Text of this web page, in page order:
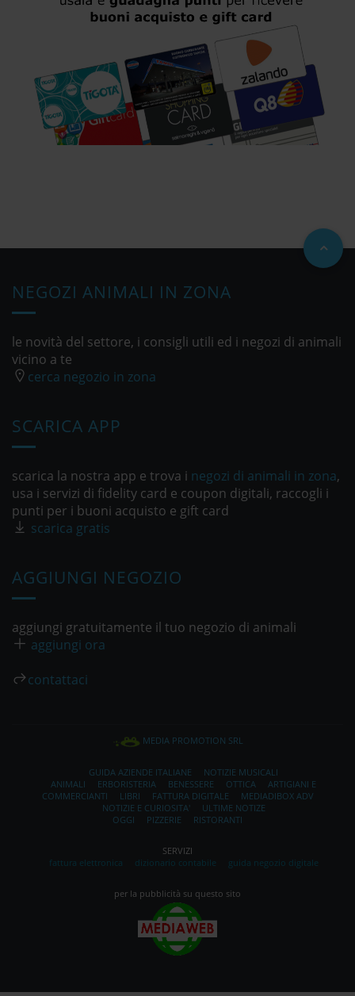
NEGOZI ANIMALI IN ZONA
le novità del settore, i consigli utili ed i negozi di animali
vicino a te
cerca negozio in zona
SCARICA APP
scarica la nostra app e trova i negozi di animali in zona,
usa i servizi di fidelity card e coupon digitali, raccogli i
punti per i buoni acquisto e gift card
scarica gratis
AGGIUNGI NEGOZIO
aggiungi gratuitamente il tuo negozio di animali
aggiungi ora
contattaci
MEDIA PROMOTION SRL
GUIDA AZIENDE ITALIANE
NOTIZIE MUSICALI
ANIMALI
ERBORISTERIA BENESSERE OTTICA
ARTIGIANI E
COMMERCIANTI
LIBRI FATTURA DIGITALE
MEDIADIBOX ADV
NOTIZIE E CURIOSITA'
ULTIME NOTIZE
OGGI
PIZZERIE RISTORANTI
SERVIZI
fattura elettronica
dizionario contabile guida negozio digitale
per la pubblicità su questo sito